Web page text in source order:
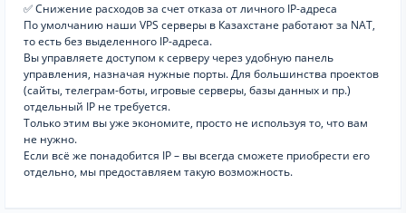
✅ Снижение расходов за счет отказа от личного IP-адреса
По умолчанию наши VPS серверы в Казахстане работают за NAT,
то есть без выделенного IP-адреса.
Вы управляете доступом к серверу через удобную панель
управления, назначая нужные порты. Для большинства проектов
(сайты, телеграм-боты, игровые серверы, базы данных и пр.)
отдельный IP не требуется.
Только этим вы уже экономите, просто не используя то, что вам
не нужно.
Если всё же понадобится IP – вы всегда сможете приобрести его
отдельно, мы предоставляем такую возможность.